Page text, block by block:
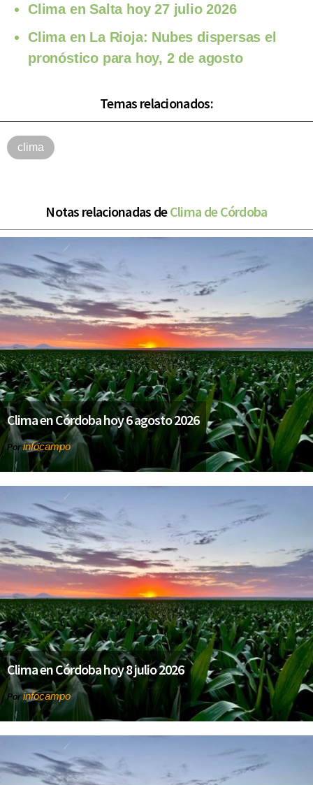
Clima en Salta hoy 27 julio 2026
Clima en La Rioja: Nubes dispersas el
pronóstico para hoy, 2 de agosto
Temas relacionados:
clima
Notas relacionadas deClima de Córdoba
Clima en Córdoba hoy 6 agosto 2026
Por infocampo
Clima en Córdoba hoy 8 julio 2026
Porinfocampo